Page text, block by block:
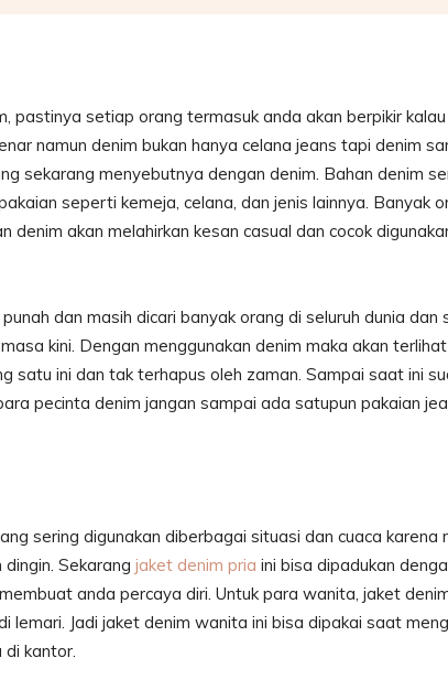
pastinya setiap orang termasuk anda akan berpikir
namun denim bukan hanya celana jeans tapi denim
sekarang menyebutnya dengan denim. Bahan denim
seperti kemeja, celana, dan jenis lainnya. Banyak
denim akan melahirkan kesan casual dan cocok
dan masih dicari banyak orang di seluruh dunia dan
kini. Dengan menggunakan denim maka akan
satu ini dan tak terhapus oleh zaman. Sampai saat ini
pecinta denim jangan sampai ada satupun pakaian
sering digunakan diberbagai situasi dan cuaca karena
Sekarang jaket denim pria ini bisa dipadukan
anda percaya diri. Untuk para wanita, jaket
lemari. Jadi jaket denim wanita ini bisa dipakai saat
kantor.